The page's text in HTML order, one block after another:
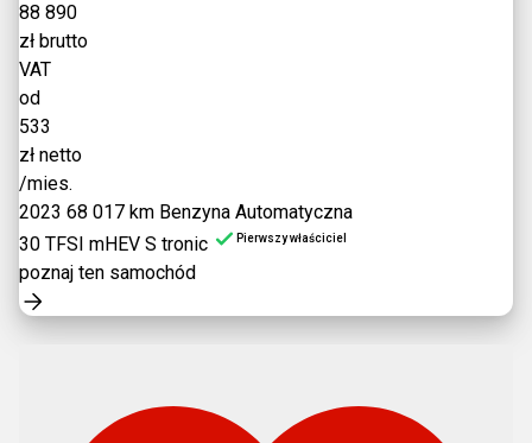
88 890
zł brutto
VAT
od
533
zł netto
/mies.
2023 68 017 km Benzyna Automatyczna
30 TFSI mHEV S tronic
Pierwszy właściciel
poznaj ten samochód